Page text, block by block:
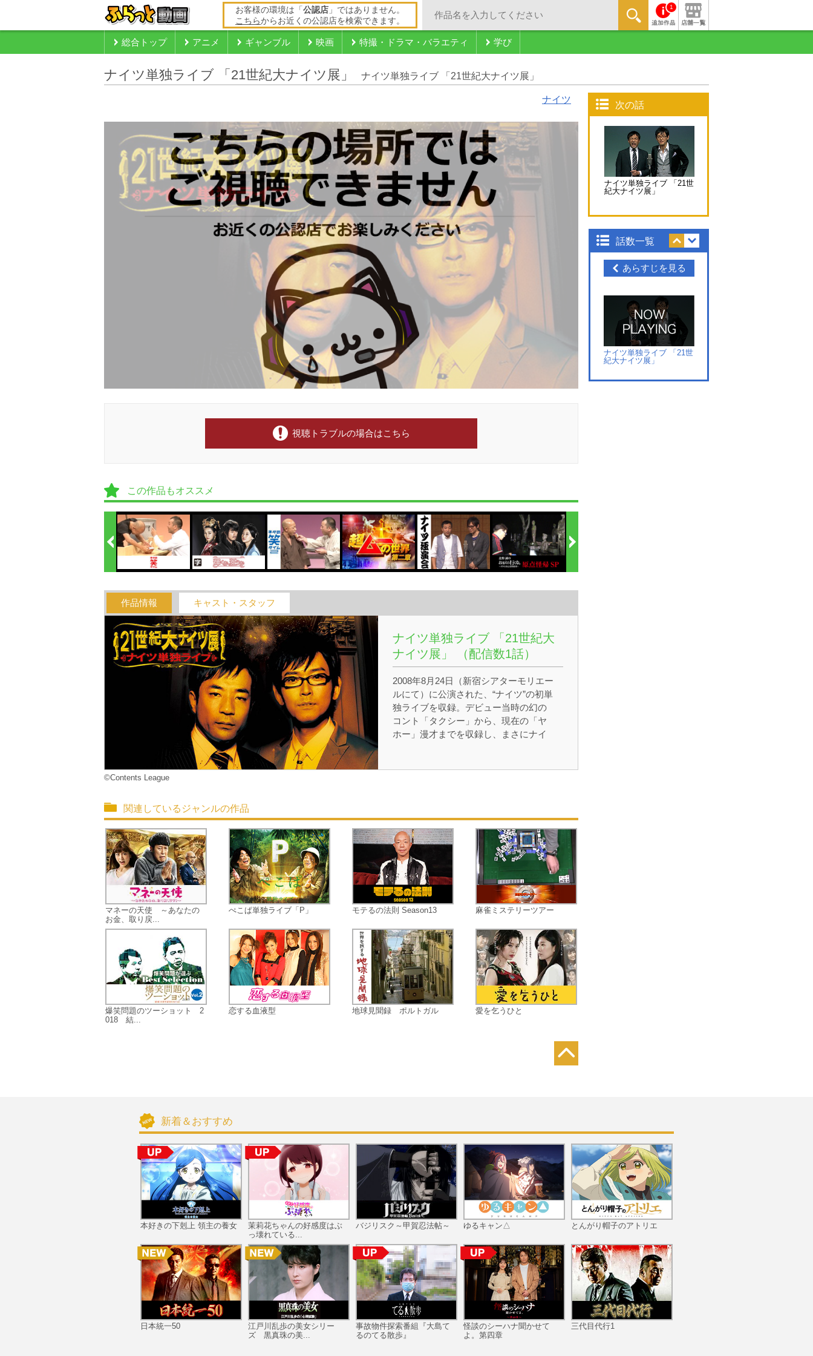
お客様の環境は「 公認店 」ではありません。
こちらからお近くの公認店を検索できます。
1
総合トップ アニメ ギャンブル 映画 特撮・ドラマ・バラエティ 学び
ナイツ単独ライブ 「21世紀大ナイツ展」 ナイツ単独ライブ 「21世紀大ナイツ展」
ナイツ
視聴トラブルの場合はこちら
この作品もオススメ
作品情報 キャスト・スタッフ
ナイツ単独ライブ 「21世紀大
ナイツ展」 （配信数1話）
2008年8月24日（新宿シアターモリエー
ルにて）に公演された、“ナイツ”の初単
独ライブを収録。デビュー当時の幻の
コント「タクシー」から、現在の「ヤ
ホー」漫才までを収録し、まさにナイ
するが言い間違いだらけの『ヤホー漫
才』で大ブレイク！『ヤホー漫才』も
含めた、様々な“ナイツ”のネタが存分に
楽しめる今作は必見！！
©Contents League
関連しているジャンルの作品
マネーの天使 ～あなたの
お金、取り戻...
爆笑問題のツーショット 2
018 結...
ぺこぱ単独ライブ「P」
恋する血液型
モテるの法則 Season13
地球見聞録 ポルトガル
麻雀ミステリーツアー
愛を乞うひと
次の話
ナイツ単独ライブ 「21世
紀大ナイツ展」
話数一覧
あらすじを見る
ナイツ単独ライブ 「21世
紀大ナイツ展」
新着＆おすすめ
本好きの下剋上 領主の養女
日本統一50
茉莉花ちゃんの好感度はぶ
っ壊れている...
江戸川乱歩の美女シリー
ズ 黒真珠の美...
バジリスク～甲賀忍法帖～
事故物件探索番組『大島て
るのてる散歩』
ゆるキャン△
怪談のシーハナ聞かせて
よ。第四章
とんがり帽子のアトリエ
三代目代行1